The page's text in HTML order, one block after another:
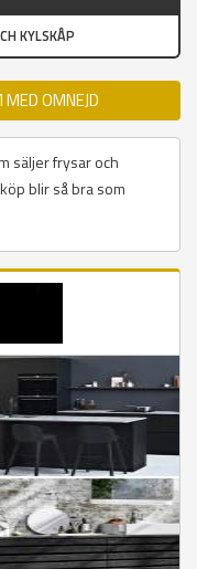
KYLSKÅP
OMNEJD
säljer frysar och
blir så bra som